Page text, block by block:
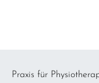
Praxis für